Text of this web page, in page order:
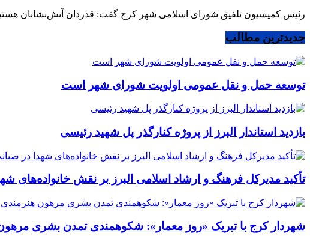
رئیس کمیسیون تلفیق شورای اسلامی شهر کرج گفت: قدردان آتش‌نشانان
جدیدترین مطالب
توسعه حمل و نقل عمومی اولویت شورای شهر است
بازدید استاندار البرز از پروژه کنارگذر پل شهید رئیسی
تأکید مدیرکل فرهنگ و ارشاد اسلامی البرز بر نقش خانواده‌های
شهردار کرج با تبریک «روز معمار»: شکوهمندی تمدن بشری